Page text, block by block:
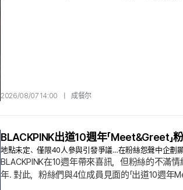
2026/08/07 14:00 成餐尔
BLACKPINK出道10週年「Meet&Greet
地點未定、僅限40人參與引發爭議…在粉絲怨聲中企劃
BLACKPINK在10週年帶來喜訊，但粉絲的不滿
年. 對此，粉絲們與4位成員見面的「出道10週